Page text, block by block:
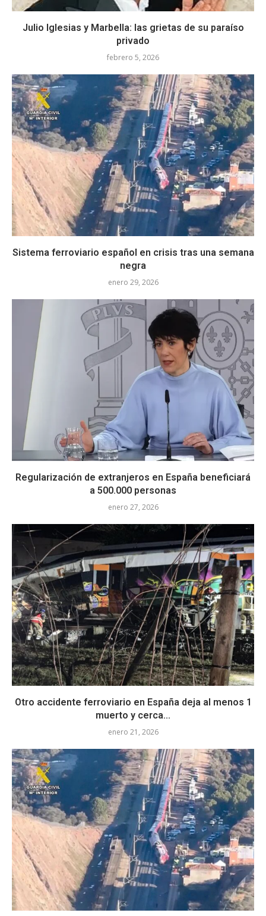
Julio Iglesias y Marbella: las grietas de su paraíso
privado
febrero 5, 2026
Sistema ferroviario español en crisis tras una semana
negra
enero 29, 2026
Regularización de extranjeros en España beneficiará
a 500.000 personas
enero 27, 2026
Otro accidente ferroviario en España deja al menos 1
muerto y cerca...
enero 21, 2026